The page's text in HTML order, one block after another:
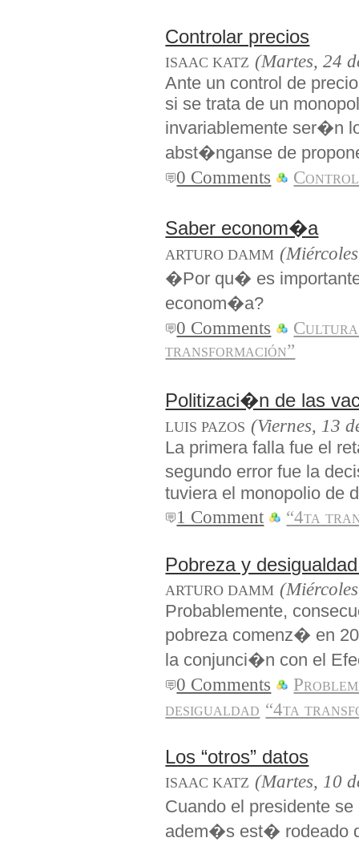
Controlar precios
ISAAC KATZ (Martes, 24
Ante un control de
si se trata de un
invariablemente ser�n
abst�nganse de
0 Comments Control
Saber econom�a
ARTURO DAMM
�Por qu� es
econom�a?
0 Comments
Cultura
transformación”
Politizaci�n de las
LUIS PAZOS (Viernes, 13
La primera falla fue el
segundo error fue la
tuviera el monopolio de
1 Comment “4ta
Pobreza y
ARTURO DAMM
Probablemente,
pobreza comenz� en
la conjunci�n con el
0 Comments
desigualdad “4ta
Los “otros” datos
ISAAC KATZ (Martes, 10
Cuando el presidente
adem�s est� rodeado